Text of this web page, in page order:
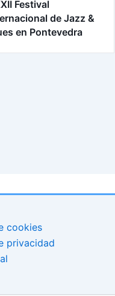
Festival
de Jazz &
en Pontevedra
cookies
privacidad